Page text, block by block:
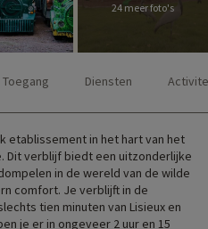
24 meer foto's
Toegang Diensten
etablissement in het hart van het
Dit verblijf biedt een uitzonderlijke
in de wereld van de wilde
comfort. Je verblijft in de
tien minuten van Lisieux en
je er in ongeveer 2 uur en 15